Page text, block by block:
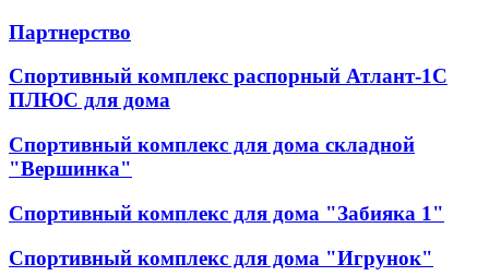
Партнерство
Спортивный комплекс распорный Атлант-1С
ПЛЮС для дома
Спортивный комплекс для дома складной
"Вершинка"
Спортивный комплекс для дома "Забияка 1"
Спортивный комплекс для дома "Игрунок"